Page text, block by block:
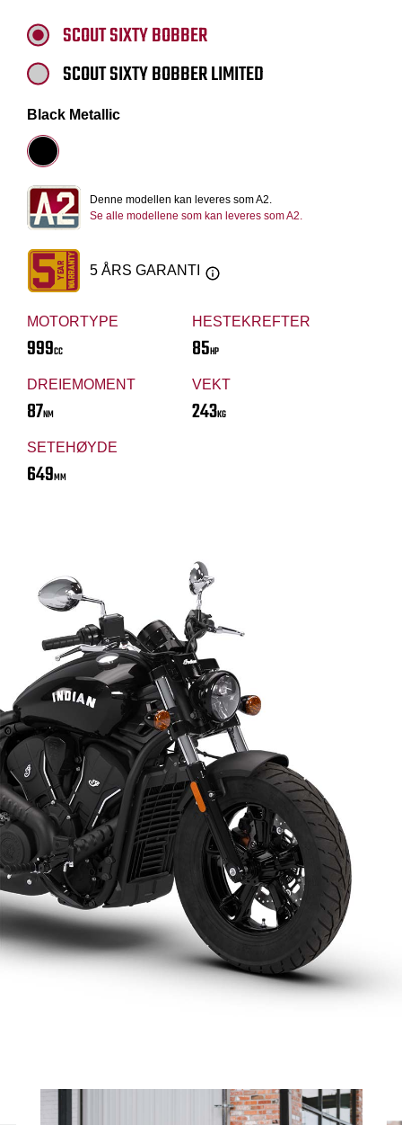
MOTORTYPE
999CC
HESTEKREFTER
85HP
DREIEMOMENT
87NM
VEKT
243KG
SETEHØYDE
649MM
SCOUT SIXTY BOBBER
SCOUT SIXTY BOBBER LIMITED
Black Metallic
Denne modellen kan leveres som A2.
Se alle modellene som kan leveres som A2.
5 ÅRS GARANTI